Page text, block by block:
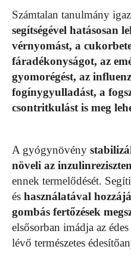
Számtalan tanulmány
segítségével hatásosan
vérnyomást, a
fáradékonyságot, az
gyomorégést, az
fogínygyulladást, a
csontritkulást is meg
A gyógynövény
növeli az
ennek termelődését.
és használatával
gombás fertőzések
elsősorban imádja az
lévő természetes